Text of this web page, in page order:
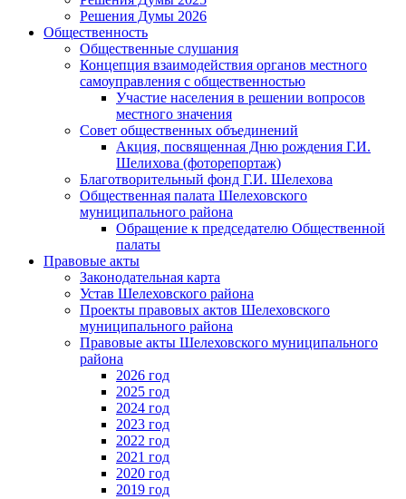
Решения Думы 2026
Общественность
Общественные слушания
Концепция взаимодействия органов местного
самоуправления с общественностью
Участие населения в решении вопросов
местного значения
Совет общественных объединений
Акция, посвященная Дню рождения Г.И.
Шелихова (фоторепортаж)
Благотворительный фонд Г.И. Шелехова
Общественная палата Шелеховского
муниципального района
Обращение к председателю Общественной
палаты
Правовые акты
Законодательная карта
Устав Шелеховского района
Проекты правовых актов Шелеховского
муниципального района
Правовые акты Шелеховского муниципального
района
2026 год
2025 год
2024 год
2023 год
2022 год
2021 год
2020 год
2019 год